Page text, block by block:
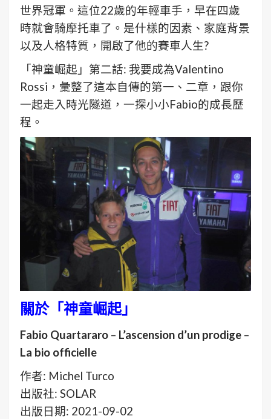
世界冠軍。這位22歲的年輕車手，早在四歲
時就會騎摩托車了。是什樣的因素、家庭背景
以及人格特質，開啟了他的賽車人生?
「神童崛起」第二話: 我要成為Valentino
Rossi，彙整了這本自傳的第一、二章，跟你
一起走入時光隧道，一探小小Fabio的成長歷
程。
關於「神童崛起」
Fabio Quartararo – L’ascension d’un prodige –
La bio officielle
作者: Michel Turco
出版社: SOLAR
出版日期: 2021-09-02